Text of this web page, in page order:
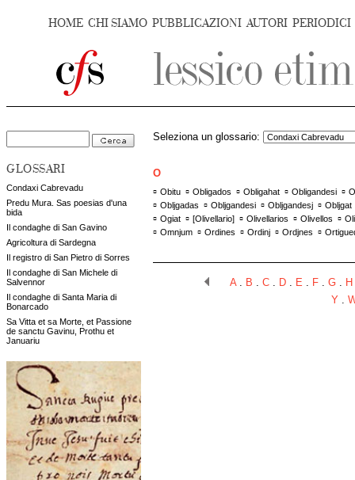
HOME CHI SIAMO PUBBLICAZIONI AUTORI PERIODICI
GLOSSARI
Condaxi Cabrevadu
Predu Mura. Sas poesias d'una
bida
Il condaghe di San Gavino
Agricoltura di Sardegna
Il registro di San Pietro di Sorres
Il condaghe di San Michele di
Salvennor
Il condaghe di Santa Maria di
Bonarcado
Sa Vitta et sa Morte, et Passione
de sanctu Gavinu, Prothu et
Januariu
Seleziona un glossario:
O
▫ Obitu ▫ Obligados ▫ Obligahat ▫ Obligandesi ▫
▫ Obljgadas ▫ Obljgandesi ▫ Obljgandesj ▫ Obljgat
▫ Ogiat ▫ [Olivellario] ▫ Olivellarios ▫ Olivellos ▫
▫ Omnjum ▫ Ordines ▫ Ordinj ▫ Ordjnes ▫
A. B . C. D. E . F. G. H
Y .